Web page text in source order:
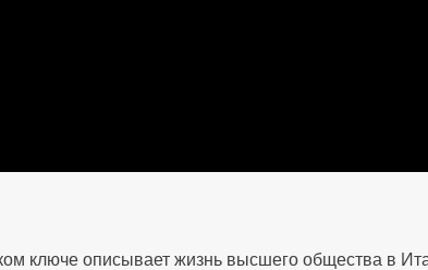
ключе описывает жизнь высшего общества в